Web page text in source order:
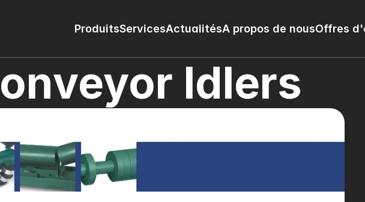
ProduitsServicesActualitésA propos de nousOffres
Idlers